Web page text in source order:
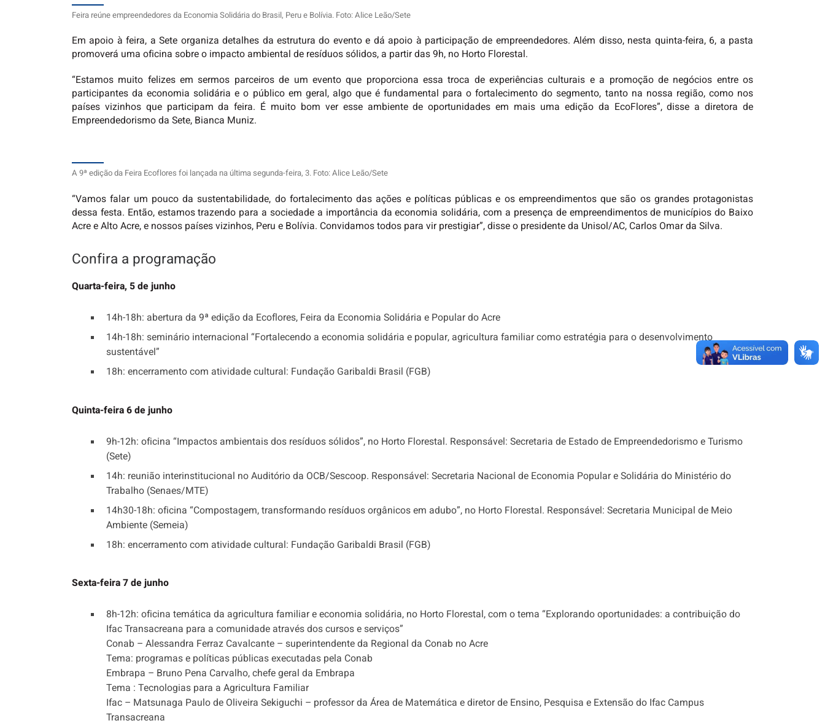
Feira reúne empreendedores da Economia Solidária do Brasil, Peru e Bolívia. Foto: Alice Leão/Sete
Em apoio à feira, a Sete organiza detalhes da estrutura do evento e dá apoio à participação de empreendedores. Além disso, nesta quinta-feira, 6, a pasta
promoverá uma oficina sobre o impacto ambiental de resíduos sólidos, a partir das 9h, no Horto Florestal.
“Estamos muito felizes em sermos parceiros de um evento que proporciona essa troca de experiências culturais e a promoção de negócios entre os
participantes da economia solidária e o público em geral, algo que é fundamental para o fortalecimento do segmento, tanto na nossa região, como nos
países vizinhos que participam da feira. É muito bom ver esse ambiente de oportunidades em mais uma edição da EcoFlores”, disse a diretora de
Empreendedorismo da Sete, Bianca Muniz.
A 9ª edição da Feira Ecoflores foi lançada na última segunda-feira, 3. Foto: Alice Leão/Sete
“Vamos falar um pouco da sustentabilidade, do fortalecimento das ações e políticas públicas e os empreendimentos que são os grandes protagonistas
dessa festa. Então, estamos trazendo para a sociedade a importância da economia solidária, com a presença de empreendimentos de municípios do Baixo
Acre e Alto Acre, e nossos países vizinhos, Peru e Bolívia. Convidamos todos para vir prestigiar”, disse o presidente da Unisol/AC, Carlos Omar da Silva.
Confira a programação
Quarta-feira, 5 de junho
14h-18h: abertura da 9ª edição da Ecoflores, Feira da Economia Solidária e Popular do Acre
14h-18h: seminário internacional “Fortalecendo a economia solidária e popular, agricultura familiar como estratégia para o desenvolvimento
sustentável”
18h: encerramento com atividade cultural: Fundação Garibaldi Brasil (FGB)
Quinta-feira 6 de junho
9h-12h: oficina “Impactos ambientais dos resíduos sólidos”, no Horto Florestal. Responsável: Secretaria de Estado de Empreendedorismo e Turismo
(Sete)
14h: reunião interinstitucional no Auditório da OCB/Sescoop. Responsável: Secretaria Nacional de Economia Popular e Solidária do Ministério do
Trabalho (Senaes/MTE)
14h30-18h: oficina “Compostagem, transformando resíduos orgânicos em adubo”, no Horto Florestal. Responsável: Secretaria Municipal de Meio
Ambiente (Semeia)
18h: encerramento com atividade cultural: Fundação Garibaldi Brasil (FGB)
Sexta-feira 7 de junho
8h-12h: oficina temática da agricultura familiar e economia solidária, no Horto Florestal, com o tema “Explorando oportunidades: a contribuição do
Ifac Transacreana para a comunidade através dos cursos e serviços”
Conab – Alessandra Ferraz Cavalcante – superintendente da Regional da Conab no Acre
Tema: programas e políticas públicas executadas pela Conab
Embrapa – Bruno Pena Carvalho, chefe geral da Embrapa
Tema : Tecnologias para a Agricultura Familiar
Ifac – Matsunaga Paulo de Oliveira Sekiguchi – professor da Área de Matemática e diretor de Ensino, Pesquisa e Extensão do Ifac Campus
Transacreana